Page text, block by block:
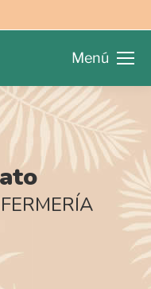
Menú